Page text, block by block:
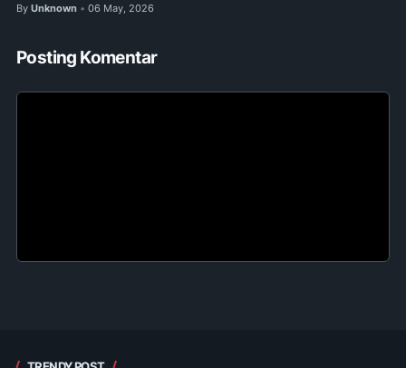
By Unknown • 06 May, 2026
Posting Komentar